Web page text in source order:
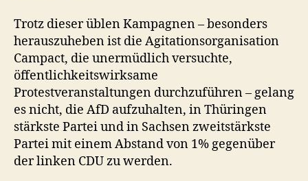
Trotz dieser üblen Kampagnen – besonders
herauszuheben ist die Agitationsorganisation
Campact, die unermüdlich versuchte,
öffentlichkeitswirksame
Protestveranstaltungen durchzuführen – gelang
es nicht, die AfD aufzuhalten, in Thüringen
stärkste Partei und in Sachsen zweitstärkste
Partei mit einem Abstand von 1% gegenüber
der linken CDU zu werden.